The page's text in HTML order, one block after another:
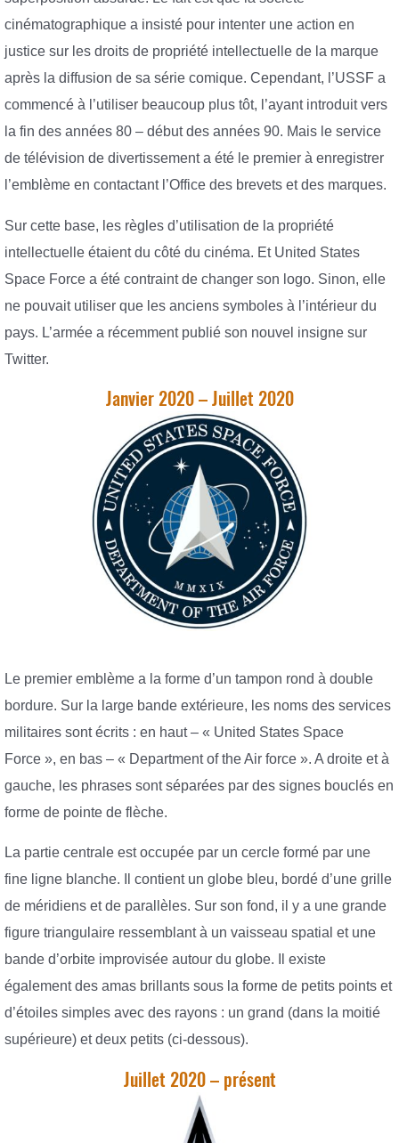
cinématographique a insisté pour intenter une action en
justice sur les droits de propriété intellectuelle de la marque
après la diffusion de sa série comique. Cependant, l’USSF a
commencé à l’utiliser beaucoup plus tôt, l’ayant introduit vers
la fin des années 80 – début des années 90. Mais le service
de télévision de divertissement a été le premier à enregistrer
l’emblème en contactant l’Office des brevets et des marques.
Sur cette base, les règles d’utilisation de la propriété
intellectuelle étaient du côté du cinéma. Et United States
Space Force a été contraint de changer son logo. Sinon, elle
ne pouvait utiliser que les anciens symboles à l’intérieur du
pays. L’armée a récemment publié son nouvel insigne sur
Twitter.
Janvier 2020 – Juillet 2020
Le premier emblème a la forme d’un tampon rond à double
bordure. Sur la large bande extérieure, les noms des services
militaires sont écrits : en haut – « United States Space
Force », en bas – « Department of the Air force ». A droite et à
gauche, les phrases sont séparées par des signes bouclés en
forme de pointe de flèche.
La partie centrale est occupée par un cercle formé par une
fine ligne blanche. Il contient un globe bleu, bordé d’une grille
de méridiens et de parallèles. Sur son fond, il y a une grande
figure triangulaire ressemblant à un vaisseau spatial et une
bande d’orbite improvisée autour du globe. Il existe
également des amas brillants sous la forme de petits points et
d’étoiles simples avec des rayons : un grand (dans la moitié
supérieure) et deux petits (ci-dessous).
Juillet 2020 – présent